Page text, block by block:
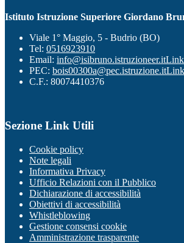
Istituto Istruzione Superiore Giordano
Viale 1° Maggio, 5 - Budrio (BO)
Tel: 0516923910
Email: info@isibruno.istruzioneer.itLink
PEC: bois00300a@pec.istruzione.it
C.F.: 80074410376
Sezione Link Utili
Cookie policy
Note legali
Informativa Privacy
Ufficio Relazioni con il Pubblico
Dichiarazione di accessibilità
Obiettivi di accessibilità
Whistleblowing
Gestione consensi cookie
Amministrazione trasparente